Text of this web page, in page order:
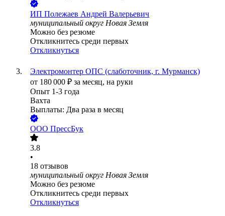
ИП Полежаев Андрей Валерьевич
муниципальный округ Новая Земля
Можно без резюме
Откликнитесь среди первых
Откликнуться
Электромонтер ОПС (слаботочник, г. Мурманск)
от 180 000 ₽ за месяц, на руки
Опыт 1-3 года
Вахта
Выплаты: Два раза в месяц
ООО ПрессБук
3.8
•
18 отзывов
муниципальный округ Новая Земля
Можно без резюме
Откликнитесь среди первых
Откликнуться